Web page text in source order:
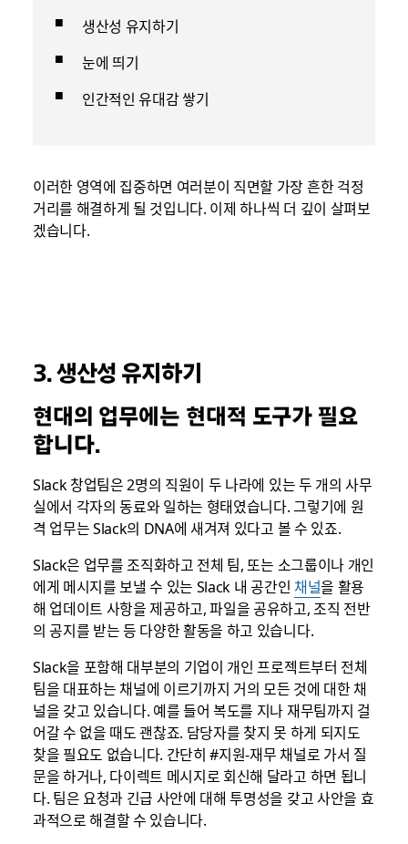
생산성 유지하기
눈에 띄기
인간적인 유대감 쌓기
이러한 영역에 집중하면 여러분이 직면할 가장 흔한 걱정
거리를 해결하게 될 것입니다. 이제 하나씩 더 깊이 살펴보
겠습니다.
3. 생산성 유지하기
현대의 업무에는 현대적 도구가 필요
합니다.
Slack 창업팀은 2명의 직원이 두 나라에 있는 두 개의 사무
실에서 각자의 동료와 일하는 형태였습니다. 그렇기에 원
격 업무는 Slack의 DNA에 새겨져 있다고 볼 수 있죠.
Slack은 업무를 조직화하고 전체 팀, 또는 소그룹이나 개인
에게 메시지를 보낼 수 있는 Slack 내 공간인 채널을 활용
해 업데이트 사항을 제공하고, 파일을 공유하고, 조직 전반
의 공지를 받는 등 다양한 활동을 하고 있습니다.
Slack을 포함해 대부분의 기업이 개인 프로젝트부터 전체
팀을 대표하는 채널에 이르기까지 거의 모든 것에 대한 채
널을 갖고 있습니다. 예를 들어 복도를 지나 재무팀까지 걸
어갈 수 없을 때도 괜찮죠. 담당자를 찾지 못 하게 되지도
찾을 필요도 없습니다. 간단히 #지원-재무 채널로 가서 질
문을 하거나, 다이렉트 메시지로 회신해 달라고 하면 됩니
다. 팀은 요청과 긴급 사안에 대해 투명성을 갖고 사안을 효
과적으로 해결할 수 있습니다.